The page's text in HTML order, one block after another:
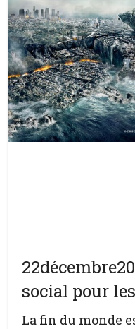
social pour
La fin du monde